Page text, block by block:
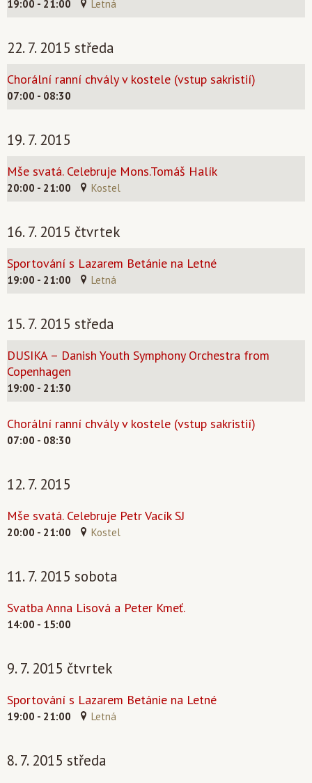
19:00 - 21:00 Letná
22. 7. 2015 středa
Chorální ranní chvály v kostele (vstup sakristií)
07:00 - 08:30
19. 7. 2015
Mše svatá. Celebruje Mons.Tomáš Halík
20:00 - 21:00 Kostel
16. 7. 2015 čtvrtek
Sportování s Lazarem Betánie na Letné
19:00 - 21:00 Letná
15. 7. 2015 středa
DUSIKA – Danish Youth Symphony Orchestra from
Copenhagen
19:00 - 21:30
Chorální ranní chvály v kostele (vstup sakristií)
07:00 - 08:30
12. 7. 2015
Mše svatá. Celebruje Petr Vacík SJ
20:00 - 21:00 Kostel
11. 7. 2015 sobota
Svatba Anna Lisová a Peter Kmeť.
14:00 - 15:00
9. 7. 2015 čtvrtek
Sportování s Lazarem Betánie na Letné
19:00 - 21:00 Letná
8. 7. 2015 středa